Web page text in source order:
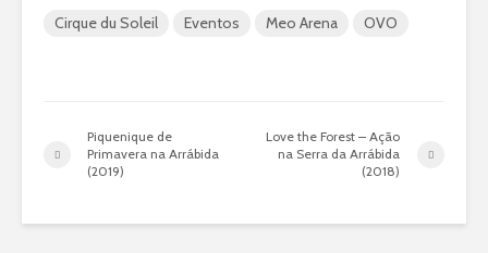
Cirque du Soleil Eventos Meo Arena OVO
Piquenique de
Primavera na Arrábida
(2019)
Love the Forest – Ação
na Serra da Arrábida
(2018)